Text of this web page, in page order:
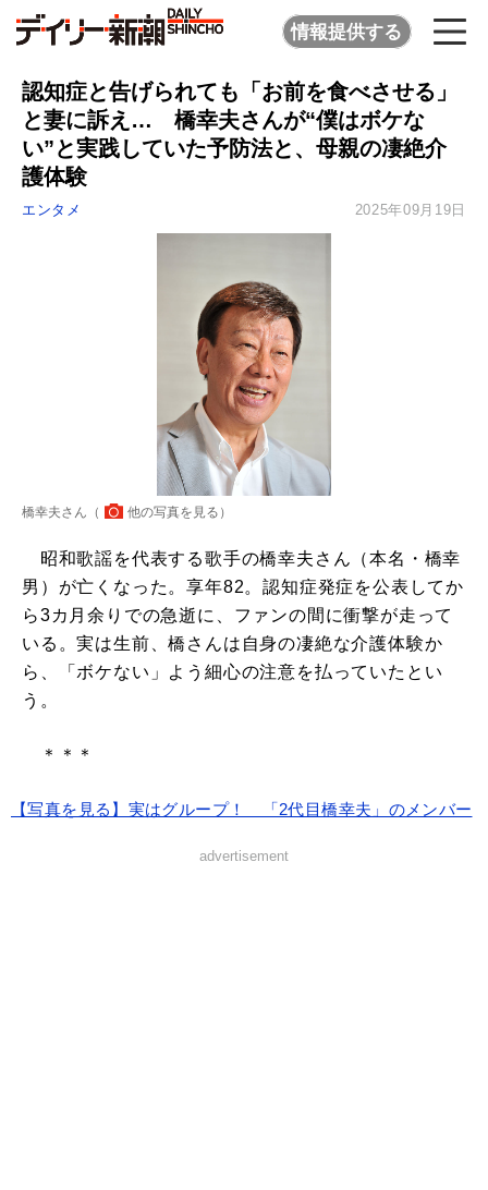
情報提供する
認知症と告げられても「お前を食べさせる」
と妻に訴え… 橋幸夫さんが“僕はボケな
い”と実践していた予防法と、母親の凄絶介
護体験
エンタメ 2025年09月19日
橋幸夫さん（ 他の写真を見る ）
昭和歌謡を代表する歌手の橋幸夫さん（本名・橋幸
男）が亡くなった。享年82。認知症発症を公表してか
ら3カ月余りでの急逝に、ファンの間に衝撃が走って
いる。実は生前、橋さんは自身の凄絶な介護体験か
ら、「ボケない」よう細心の注意を払っていたとい
う。
＊＊＊
【写真を見る】実はグループ！ 「2代目橋幸夫」のメンバー
advertisement